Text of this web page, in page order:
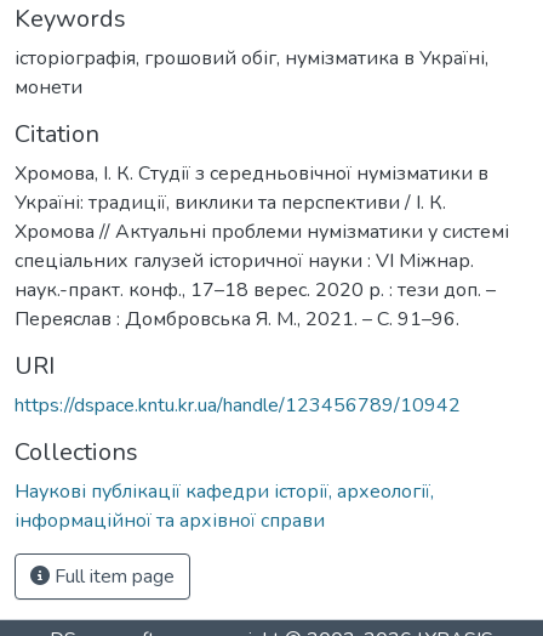
Keywords
історіографія, грошовий обіг, нумізматика в Україні,
монети
Citation
Хромова, І. К. Студії з середньовічної нумізматики в
Україні: традиції, виклики та перспективи / І. К.
Хромова // Актуальні проблеми нумізматики у системі
спеціальних галузей історичної науки : VІ Міжнар.
наук.-практ. конф., 17–18 верес. 2020 р. : тези доп. –
Переяслав : Домбровська Я. М., 2021. – С. 91–96.
URI
https://dspace.kntu.kr.ua/handle/123456789/10942
Collections
Наукові публікації кафедри історії, археології,
інформаційної та архівної справи
Full item page